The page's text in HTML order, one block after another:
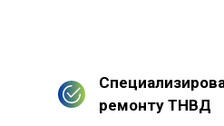
ремонту ТНВД